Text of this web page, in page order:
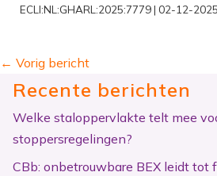
ECLI:NL:GHARL:2025:7779 | 02-12-2025
← Vorig bericht
Recente berichten
Welke staloppervlakte telt mee
stoppersregelingen?
CBb: onbetrouwbare BEX leidt tot